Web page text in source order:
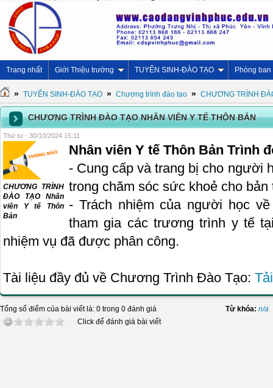
Trang nhất Giới Thiệu trường TUYỂN SINH-ĐÀO TẠO Phòng ban
» TUYỂN SINH-ĐÀO TẠO » Chương trình đào tạo » CHƯƠNG TRÌNH
CHƯƠNG TRÌNH ĐÀO TẠO NHÂN VIÊN Y TẾ THÔN BẢN
Thứ tư - 30/10/2024 15:11
CHƯƠNG TRÌNH
ĐÀO TẠO Nhân
viên Y tế Thôn
Bản
Nhân viên Y tế Thôn Bản Trình
- Cung cấp và trang bị cho người
trong chăm sóc sức khoẻ cho
- Trách nhiệm của người học
tham gia các trương trình y tế
nhiệm vụ đã được phân công.
Tài liệu đầy đủ về Chương Trình Đào Tạo:
Tổng số điểm của bài viết là: 0 trong 0 đánh giá
Click để đánh giá bài viết
Từ khóa: n/a